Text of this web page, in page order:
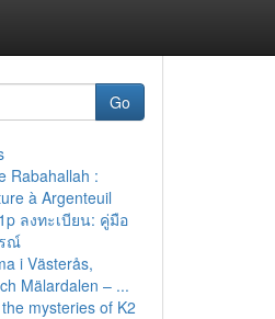
Go
Rabahallah :
à Argenteuil
ลงทะเบียน: คู่มือ
ณ์
i Västerås,
Mälardalen – ...
mysteries of K2